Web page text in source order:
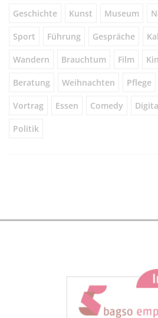
Geschichte Kunst Museum
Sport Führung Gespräche
Wandern Brauchtum Film
Beratung Weihnachten Pflege
Vortrag Essen Comedy
Politik